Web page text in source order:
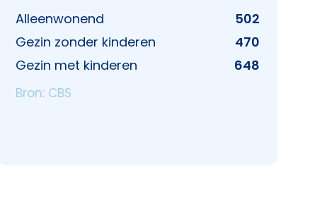
Alleenwonend
502
Gezin zonder kinderen
470
Gezin met kinderen
648
Bron: CBS